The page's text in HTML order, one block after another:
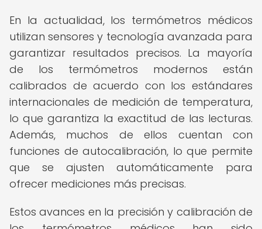
En la actualidad, los termómetros médicos
utilizan sensores y tecnología avanzada para
garantizar resultados precisos. La mayoría
de los termómetros modernos están
calibrados de acuerdo con los estándares
internacionales de medición de temperatura,
lo que garantiza la exactitud de las lecturas.
Además, muchos de ellos cuentan con
funciones de autocalibración, lo que permite
que se ajusten automáticamente para
ofrecer mediciones más precisas.
Estos avances en la precisión y calibración de